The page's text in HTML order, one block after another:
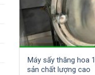
Máy sấy thăng hoa
sản chất lượng cao